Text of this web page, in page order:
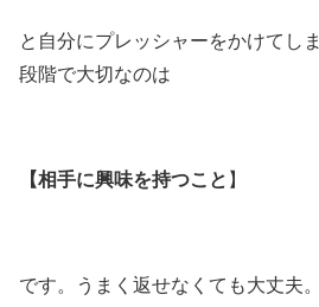
と自分にプレッシャーをかけてし
段階で大切なのは
【相手に興味を持つこと 】
です。うまく返せなくても大丈夫